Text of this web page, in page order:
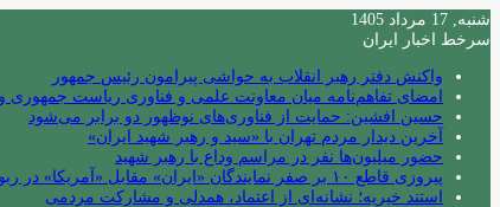
شنبه, 17 مرداد 1405
سرخط اخبار ایران
واکنش دفتر رهبر انقلاب به حواشی پیرامون رئیس جمهور
امضای تفاهم‌نامه میان معاونت علمی و فناوری ریاست جمهوری
حسین افشین: حمایت از فناوری‌های نوظهور دو برابر می‌شود
آخرین دیدار مردم تهران با «سید و رهبر شهید ایران»
حضور میلیون‌ها نفر در مراسم وداع با رهبر شهید
پیروزی قاطع ۱۰ بر صفر نمایندگان «ایران» مقابل «آمریکا» در ربوکاپ ۲۰۲۶
استند خیریه؛ نشانه‌ای از اعتماد، همدلی و مشارکت مردمی